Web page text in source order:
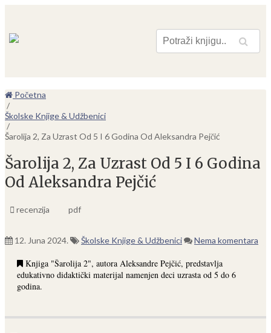
Pretraga
Početna
/
Školske Knjige & Udžbenici
/
Šarolija 2, Za Uzrast Od 5 I 6 Godina Od Aleksandra Pejčić
Šarolija 2, Za Uzrast Od 5 I 6 Godina
Od Aleksandra Pejčić
recenzija pdf
12. Juna 2024. Školske Knjige & Udžbenici Nema komentara
Knjiga "Šarolija 2", autora Aleksandre Pejčić, predstavlja
edukativno didaktički materijal namenjen deci uzrasta od 5 do 6
godina.